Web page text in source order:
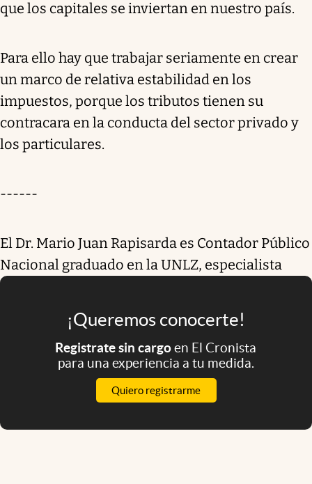
que los capitales se inviertan en nuestro país.
Para ello hay que trabajar seriamente en crear
un marco de relativa estabilidad en los
impuestos, porque los tributos tienen su
contracara en la conducta del sector privado y
los particulares.
------
El Dr. Mario Juan Rapisarda es Contador Público
Nacional graduado en la UNLZ, especialista
¡Queremos conocerte!
Registrate sin cargoen El Cronista
para una experiencia a tu medida.
Quiero registrarme